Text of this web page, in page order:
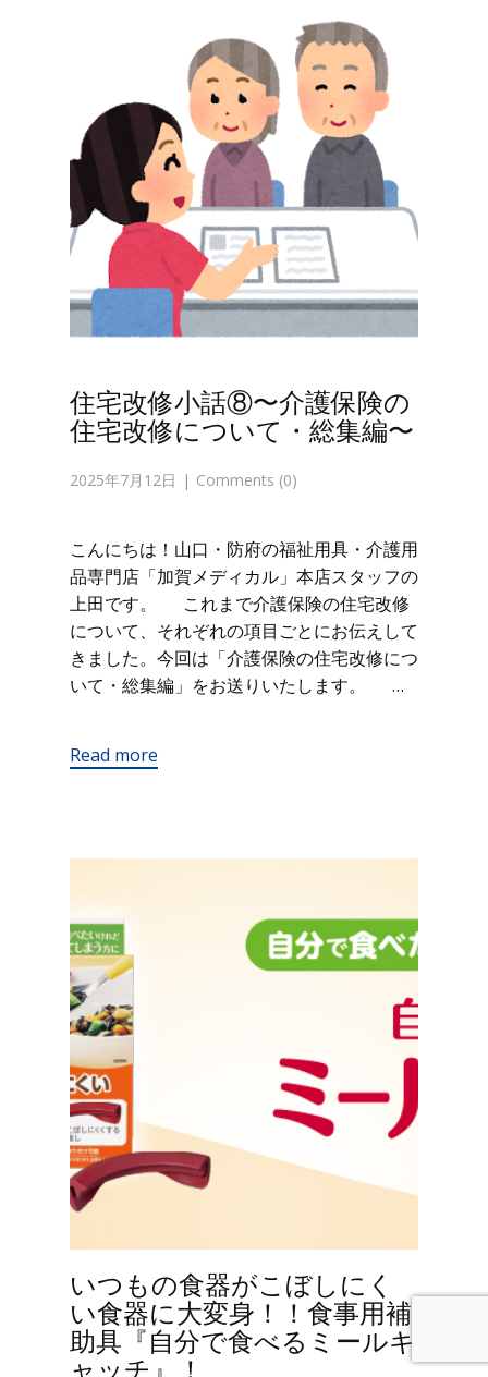
住宅改修小話⑧〜介護保険の
住宅改修について・総集編〜
2025年7月12日 Comments (0)
こんにちは！山口・防府の福祉用具・介護用
品専門店「加賀メディカル」本店スタッフの
上田です。 これまで介護保険の住宅改修
について、それぞれの項目ごとにお伝えして
きました。今回は「介護保険の住宅改修につ
いて・総集編」をお送りいたします。 …
Read more
いつもの食器がこぼしにく
い食器に大変身！！食事用補
助具『自分で食べるミールキ
ャッチ』！